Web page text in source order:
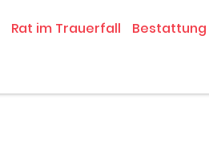
Rat im Trauerfall Bestattung